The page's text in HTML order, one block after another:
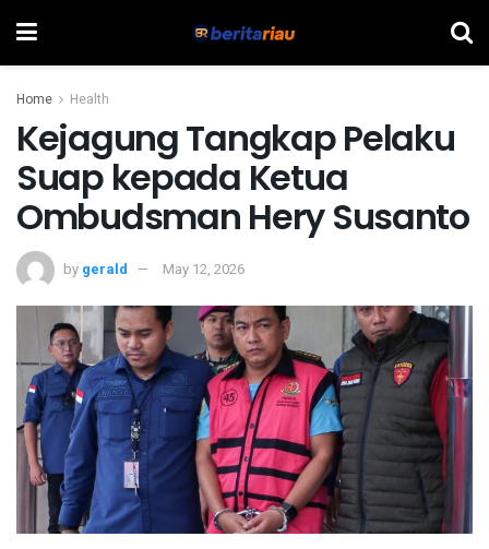
Home Health
Kejagung Tangkap Pelaku
Suap kepada Ketua
Ombudsman Hery Susanto
by gerald May 12, 2026